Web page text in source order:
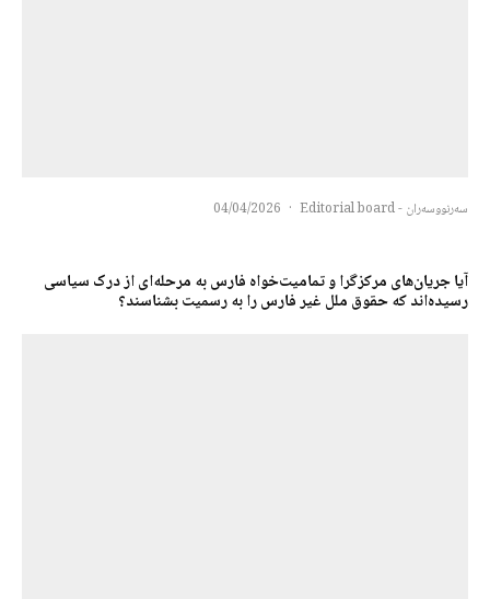
سەرنووسەران - Editorial board ·
04/04/2026
آیا جریان‌های مرکزگرا و تمامیت‌خواه فارس به مرحله‌ای از درک سیاسی
رسیده‌اند که حقوق ملل غیر فارس را به رسمیت بشناسند؟